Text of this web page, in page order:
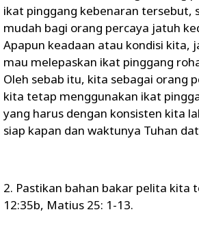
ikat pinggang kebenaran tersebut,
mudah bagi orang percaya jatuh
Apapun keadaan atau kondisi kita,
mau melepaskan ikat pinggang
Oleh sebab itu, kita sebagai orang
kita tetap menggunakan ikat
yang harus dengan konsisten kita
siap kapan dan waktunya Tuhan
2. Pastikan bahan bakar pelita kita
12:35b, Matius 25: 1-13.